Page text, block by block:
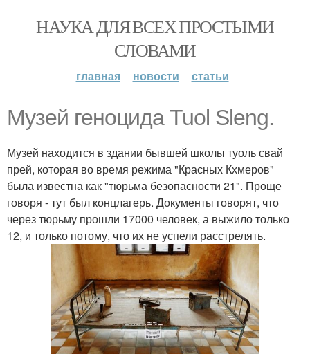
НАУКА ДЛЯ ВСЕХ ПРОСТЫМИ
СЛОВАМИ
главная новости статьи
Музей геноцида Tuol Sleng.
Музей находится в здании бывшей школы туоль свай
прей, которая во время режима "Красных Кхмеров"
была известна как "тюрьма безопасности 21". Проще
говоря - тут был концлагерь. Документы говорят, что
через тюрьму прошли 17000 человек, а выжило только
12, и только потому, что их не успели расстрелять.